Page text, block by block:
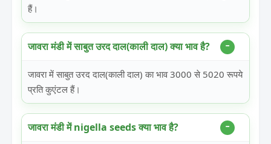
हैं।
जावरा मंडी में साबुत उरद दाल(काली दाल) क्या भाव है?
जावरा में साबुत उरद दाल(काली दाल) का भाव 3000 से 5020 रूपये
प्रति कुएंटल हैं।
जावरा मंडी में nigella seeds क्या भाव है?